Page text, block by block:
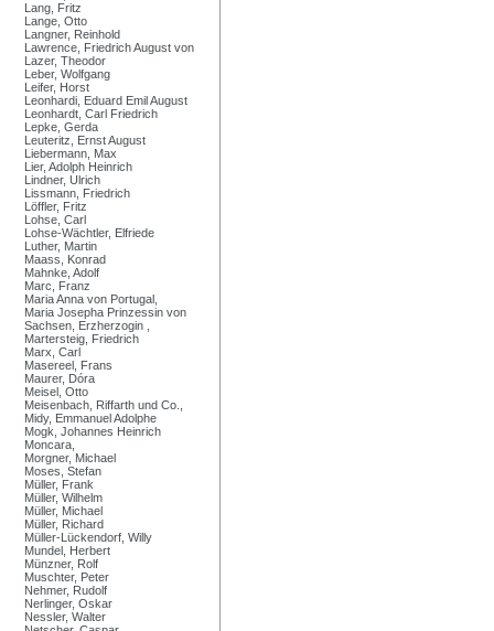
Lang, Fritz
Lange, Otto
Langner, Reinhold
Lawrence, Friedrich August von
Lazer, Theodor
Leber, Wolfgang
Leifer, Horst
Leonhardi, Eduard Emil August
Leonhardt, Carl Friedrich
Lepke, Gerda
Leuteritz, Ernst August
Liebermann, Max
Lier, Adolph Heinrich
Lindner, Ulrich
Lissmann, Friedrich
Löffler, Fritz
Lohse, Carl
Lohse-Wächtler, Elfriede
Luther, Martin
Maass, Konrad
Mahnke, Adolf
Marc, Franz
Maria Anna von Portugal,
Maria Josepha Prinzessin von
Sachsen, Erzherzogin ,
Martersteig, Friedrich
Marx, Carl
Masereel, Frans
Maurer, Dóra
Meisel, Otto
Meisenbach, Riffarth und Co.,
Midy, Emmanuel Adolphe
Mogk, Johannes Heinrich
Moncara,
Morgner, Michael
Moses, Stefan
Müller, Frank
Müller, Wilhelm
Müller, Michael
Müller, Richard
Müller-Lückendorf, Willy
Mundel, Herbert
Münzner, Rolf
Muschter, Peter
Nehmer, Rudolf
Nerlinger, Oskar
Nessler, Walter